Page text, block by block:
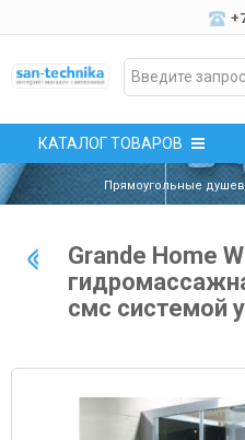
КАТАЛОГ ТОВАРОВ
Прямоугольные
Grande Home
смc системой